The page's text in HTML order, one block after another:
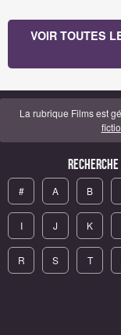
VOIR TOUTES
La rubrique Films est
# A B
I J K
R S T